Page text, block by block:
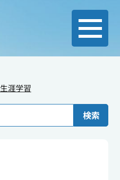
生涯学習
検索